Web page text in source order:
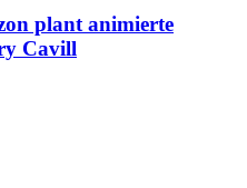
plant animierte
Cavill